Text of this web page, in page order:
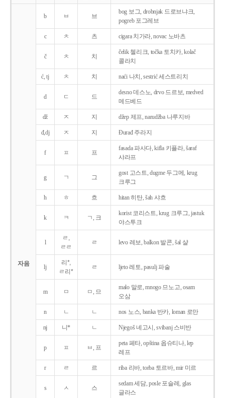
자음
b ㅂ 브
bog 보그, drobnjak 드로브냐크,
pogreb 포그레브
c ㅊ 츠 cigara 치가라, novac 노바츠
č ㅊ 치
čelik 첼리크, točka 토치카, kolač
콜라치
ć, tj ㅊ 치 naći 나치, sestrić 세스트리치
d ㄷ 드
desno 데스노, drvo 드르보, medved
메드베드
dž ㅈ 지 džep 제프, narudžba 나루지바
đ,dj ㅈ 지 Ðurađ 주라지
f ㅍ 프
fasada 파사다, kifla 키플라, šaraf
샤라프
g ㄱ 그
gost 고스트, dugme 두그메, krug
크루그
h ㅎ 흐 hitan 히탄, šah 샤흐
k ㅋ ㄱ, 크
korist 코리스트, krug 크루그, jastuk
야스투크
l
ㄹ,
ㄹㄹ
ㄹ levo 레보, balkon 발콘, šal 샬
lj
리*,
ㄹ리*
ㄹ ljeto 레토, pasulj 파술
m ㅁ ㅁ, 므
malo 말로, mnogo 므노고, osam
오삼
n ㄴ ㄴ nos 노스, banka 반카, loman 로만
nj 니* ㄴ Njegoš 녜고시, svibanj 스비반
p ㅍ ㅂ, 프
peta 페타, opština 옵슈티나, lep
레프
r ㄹ 르 riba 리바, torba 토르바, mir 미르
s ㅅ 스
sedam 세담, posle 포슬레, glas
글라스